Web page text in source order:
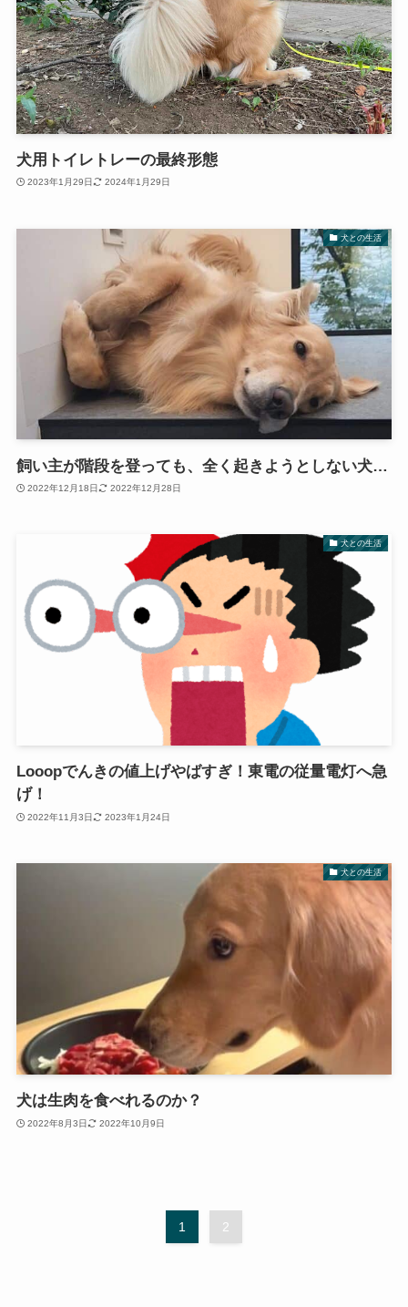
犬用トイレトレーの最終形態
2023年1月29日 2024年1月29日
犬との生活
飼い主が階段を登っても、全く起きようとしない犬…
2022年12月18日 2022年12月28日
犬との生活
Looopでんきの値上げやばすぎ！東電の従量電灯へ急
げ！
2022年11月3日 2023年1月24日
犬との生活
犬は生肉を食べれるのか？
2022年8月3日 2022年10月9日
1 2